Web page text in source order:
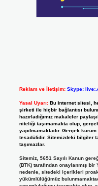
Reklam ve İletişim: Skype:
Yasal Uyarı: Bu internet sitesi,
şirketi ile hiçbir bağlantısı
hazırladığımız makaleler
niteliği taşımamakta olup,
yapılmamaktadır. Gerçek
tesadüfidir. Sitemizdeki bilgiler
taşımazlar.
Sitemiz, 5651 Sayılı Kanun
(BTK) tarafından onaylanmış
nedenle, sitedeki içerikleri
yükümlülüğümüz